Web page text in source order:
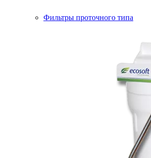
Фильтры проточного типа